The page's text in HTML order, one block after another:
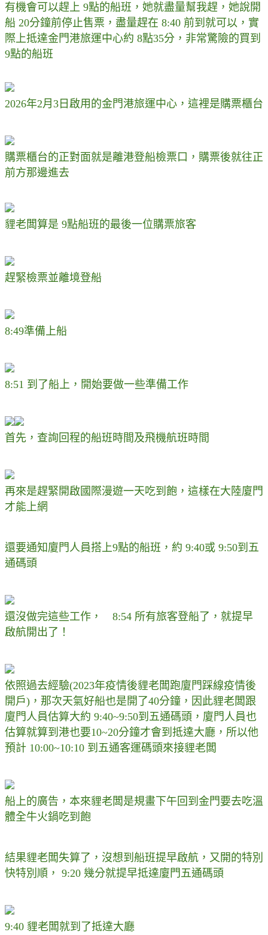
有機會可以趕上 9點的船班，她就盡量幫我趕，她說開
船 20分鐘前停止售票，盡量趕在 8:40 前到就可以，實
際上抵達金門港旅運中心約 8點35分，非常驚險的買到
9點的船班
2026年2月3日啟用的金門港旅運中心，這裡是購票櫃台
購票櫃台的正對面就是離港登船檢票口，購票後就往正
前方那邊進去
貍老闆算是 9點船班的最後一位購票旅客
趕緊檢票並離境登船
8:49準備上船
8:51 到了船上，開始要做一些準備工作
首先，查詢回程的船班時間及飛機航班時間
再來是趕緊開啟國際漫遊一天吃到飽，這樣在大陸廈門
才能上網
還要通知廈門人員搭上9點的船班，約 9:40或 9:50到五
通碼頭
還沒做完這些工作， 8:54 所有旅客登船了，就提早
啟航開出了！
依照過去經驗(2023年疫情後貍老闆跑廈門踩線疫情後
開戶)，那次天氣好船也是開了40分鐘，因此貍老闆跟
廈門人員估算大約 9:40~9:50到五通碼頭，廈門人員也
估算就算到港也要10~20分鐘才會到抵達大廳，所以他
預計 10:00~10:10 到五通客運碼頭來接貍老闆
船上的廣告，本來貍老闆是規畫下午回到金門要去吃溫
體全牛火鍋吃到飽
結果貍老闆失算了，沒想到船班提早啟航，又開的特別
快特別順， 9:20 幾分就提早抵達廈門五通碼頭
9:40 貍老闆就到了抵達大廳